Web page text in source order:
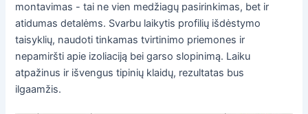
montavimas - tai ne vien medžiagų pasirinkimas, bet ir
atidumas detalėms. Svarbu laikytis profilių išdėstymo
taisyklių, naudoti tinkamas tvirtinimo priemones ir
nepamiršti apie izoliaciją bei garso slopinimą. Laiku
atpažinus ir išvengus tipinių klaidų, rezultatas bus
ilgaamžis.